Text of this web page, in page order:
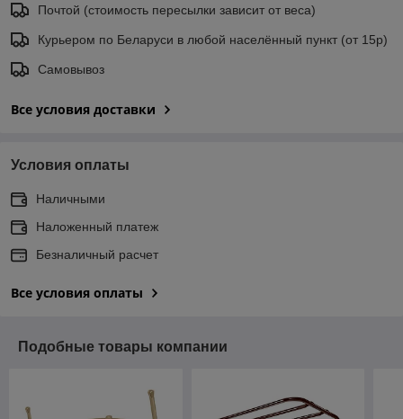
Почтой (стоимость пересылки зависит от веса)
Курьером по Беларуси в любой населённый пункт (от 15р)
Самовывоз
Все условия доставки
Условия оплаты
Наличными
Наложенный платеж
Безналичный расчет
Все условия оплаты
Подобные товары компании